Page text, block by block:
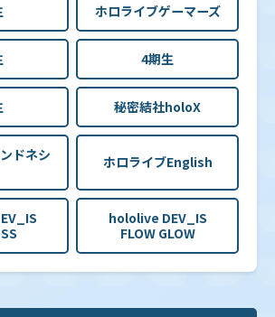
ホロライブゲーマーズ
4期生
秘密結社holoX
ドネシ
ホロライブEnglish
hololive DEV_IS
FLOW GLOW